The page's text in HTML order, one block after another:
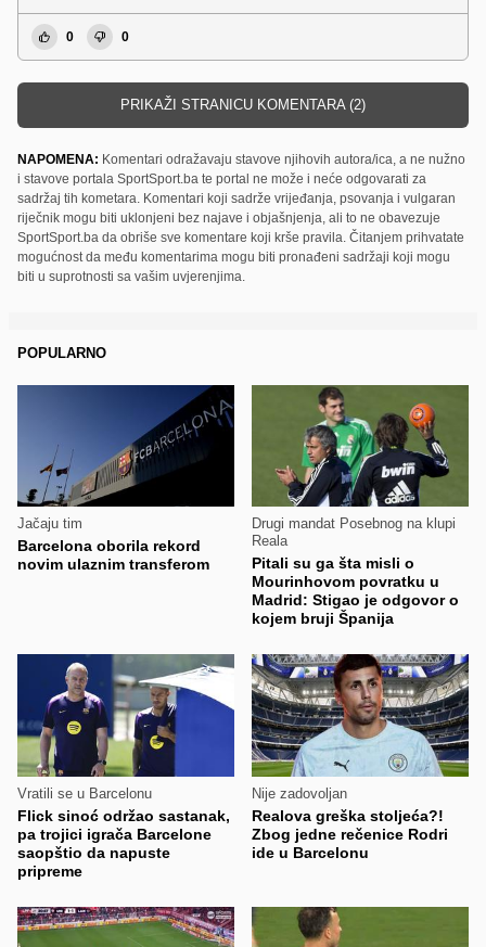
0 0
PRIKAŽI STRANICU KOMENTARA (2)
NAPOMENA: Komentari odražavaju stavove njihovih autora/ica, a ne nužno
i stavove portala SportSport.ba te portal ne može i neće odgovarati za
sadržaj tih kometara. Komentari koji sadrže vrijeđanja, psovanja i vulgaran
riječnik mogu biti uklonjeni bez najave i objašnjenja, ali to ne obavezuje
SportSport.ba da obriše sve komentare koji krše pravila. Čitanjem prihvatate
mogućnost da među komentarima mogu biti pronađeni sadržaji koji mogu
biti u suprotnosti sa vašim uvjerenjima.
POPULARNO
Jačaju tim
Barcelona oborila rekord
novim ulaznim transferom
Drugi mandat Posebnog na klupi
Reala
Pitali su ga šta misli o
Mourinhovom povratku u
Madrid: Stigao je odgovor o
kojem bruji Španija
Vratili se u Barcelonu
Flick sinoć održao sastanak,
pa trojici igrača Barcelone
saopštio da napuste
pripreme
Nije zadovoljan
Realova greška stoljeća?!
Zbog jedne rečenice Rodri
ide u Barcelonu